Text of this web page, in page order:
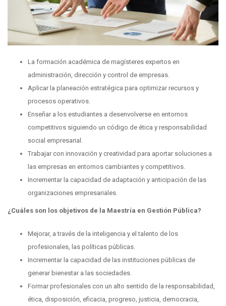
La formación académica de magísteres expertos en
administración, dirección y control de empresas.
Aplicar la planeación estratégica para optimizar recursos y
procesos operativos.
Enseñar a los estudiantes a desenvolverse en entornos
competitivos siguiendo un código de ética y responsabilidad
social empresarial.
Trabajar con innovación y creatividad para aportar soluciones a
las empresas en entornos cambiantes y competitivos.
Incrementar la capacidad de adaptación y anticipación de las
organizaciones empresariales.
¿Cuáles son los objetivos de la Maestría en Gestión Pública?
Mejorar, a través de la inteligencia y el talento de los
profesionales, las políticas públicas.
Incrementar la capacidad de las instituciones públicas de
generar bienestar a las sociedades.
Formar profesionales con un alto sentido de la responsabilidad,
ética, disposición, eficacia, progreso, justicia, democracia,